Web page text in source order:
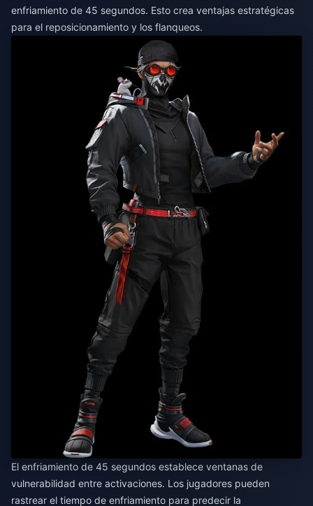
enfriamiento de 45 segundos. Esto crea ventajas estratégicas
para el reposicionamiento y los flanqueos.
El enfriamiento de 45 segundos establece ventanas de
vulnerabilidad entre activaciones. Los jugadores pueden
rastrear el tiempo de enfriamiento para predecir la